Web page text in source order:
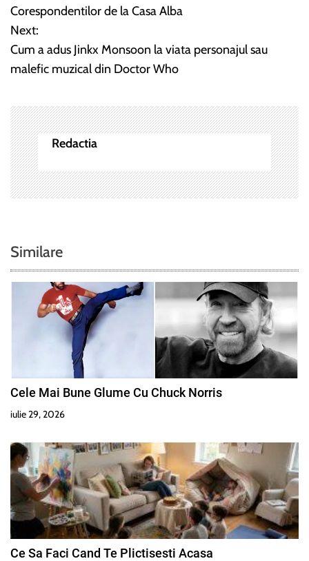
v
i
g
a
r
e
î
a
r
o
e
Corespondentilor de la Casa Alba
Next:
Cum a adus Jinkx Monsoon la viata personajul sau
malefic muzical din Doctor Who
Redactia
Similare
Cele Mai Bune Glume Cu Chuck Norris
iulie 29, 2026
Ce Sa Faci Cand Te Plictisesti Acasa